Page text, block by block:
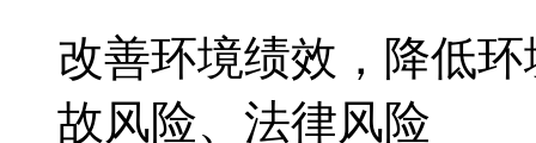
改善环境绩效，降低环
故风险、法律风险